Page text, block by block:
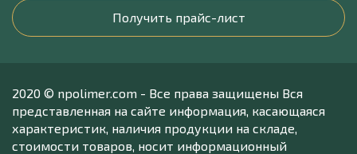
Получить прайс-лист
2020 © npolimer.com - Все права защищены Вся
представленная на сайте информация, касающаяся
характеристик, наличия продукции на складе,
стоимости товаров, носит информационный